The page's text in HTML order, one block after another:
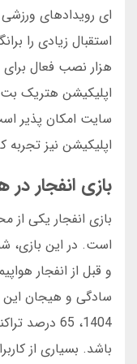
ای رویدادهای
هزار نصب فعال
اپلیکیشن هتریک
سایت امکان پذیر
اپلیکیشن نیز تجربه
بازی انفجار
بازی انفجار یکی
است. در این بازی،
و قبل از انفجار
سادگی و هیجان
1404، 65
باشد. بسیاری از